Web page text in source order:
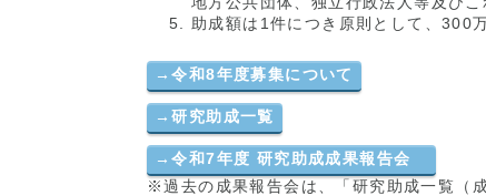
助成額は1件につき原則として、300
→令和8年度募集について
→研究助成一覧
→令和7年度 研究助成成果報告会
※過去の成果報告会は、「研究助成一覧（